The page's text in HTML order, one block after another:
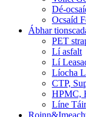
Dé-
Ocsaíd
Ábhar
PET
Lí asfalt
Lí
Líocha
CTP,
HPMC,
Líne